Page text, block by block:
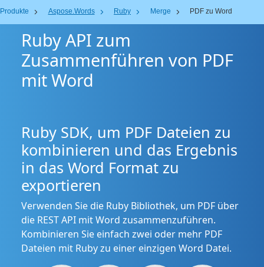
Produkte Aspose.Words Ruby Merge PDF zu Word
Ruby API zum
Zusammenführen von PDF
mit Word
Ruby SDK, um PDF Dateien zu
kombinieren und das Ergebnis
in das Word Format zu
exportieren
Verwenden Sie die Ruby Bibliothek, um PDF über
die REST API mit Word zusammenzuführen.
Kombinieren Sie einfach zwei oder mehr PDF
Dateien mit Ruby zu einer einzigen Word Datei.